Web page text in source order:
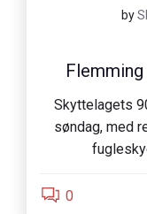
by
Skyttelagets
søndag, med
0